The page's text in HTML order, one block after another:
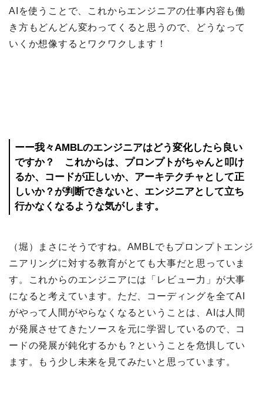
AIを使うことで、これからエンジニアの仕事内容も働
き方もどんどん変わってくると思うので、どうなって
いくか想像するとワクワクします！
ーー我々AMBLのエンジニアはどう変化したら良い
ですか？ これからは、プロンプトがちゃんと叩け
るか、コードが正しいか、アーキテクチャとして正
しいか？が判断できないと、エンジニアとして立ち
行かなくなるような気がします。
（堀）まさにそうですね。AMBLでもプロンプトエンジ
ニアリングに対する教育がとても大事だと思っていま
す。これからのエンジニアには「レビュー力」が大事
になると考えています。ただ、コーディングを全てAI
がやって人間がやらなくなるということは、AIは人間
が発展させてきたソースを元に学習しているので、コ
ードの発展が鈍化するかも？ということを危惧してい
ます。もう少し未来を見てみたいと思っています。